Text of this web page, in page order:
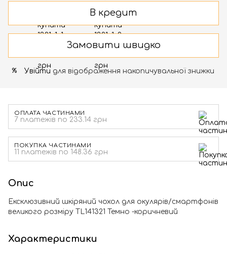
В кредит
Замовити швидко
% Увійти для відображення накопичувальної знижки
ОПЛАТА ЧАСТИНАМИ
7 платежів по 233.14 грн
ПОКУПКА ЧАСТИНАМИ
11 платежів по 148.36 грн
Опис
Ексклюзивний шкіряний чохол для окулярів/смартфонів
великого розміру TL141321 Темно -коричневий
Характеристики